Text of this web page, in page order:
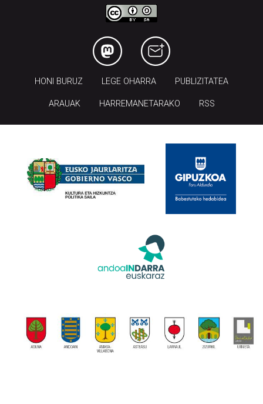
HONI BURUZ LEGE OHARRA PUBLIZITATEA
ARAUAK HARREMANETARAKO RSS